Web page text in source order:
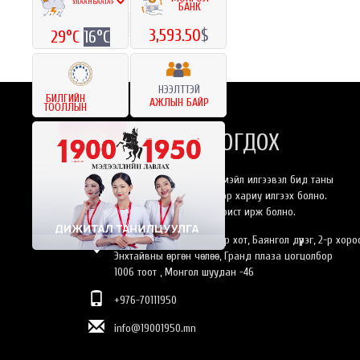
«
БИДЭНТЭЙ ХОЛБОГДОХ
Та бидэнлүү онлайнаар имэйл илгээвэл бид таны
хүсэлтэнд 24 цагийн дотор хариу илгээх болно.
Эсвэл өөрийн биеэр оффист ирж болно.
Монгол Улс, Улаанбаатар хот, Баянгол дүүрэг, 2-р
Энхтайвны өргөн чөлөө, Гранд плаза цогцолбор
1006 тоот , Монгол шуудан -46
+976-70111950
info@19001950.mn
29°C 16°C
БАНК
3,593.50$
БИЛГИЙН
ТООЛЛЫН
НЭЭЛТТЭЙ
АЖЛЫН БАЙР